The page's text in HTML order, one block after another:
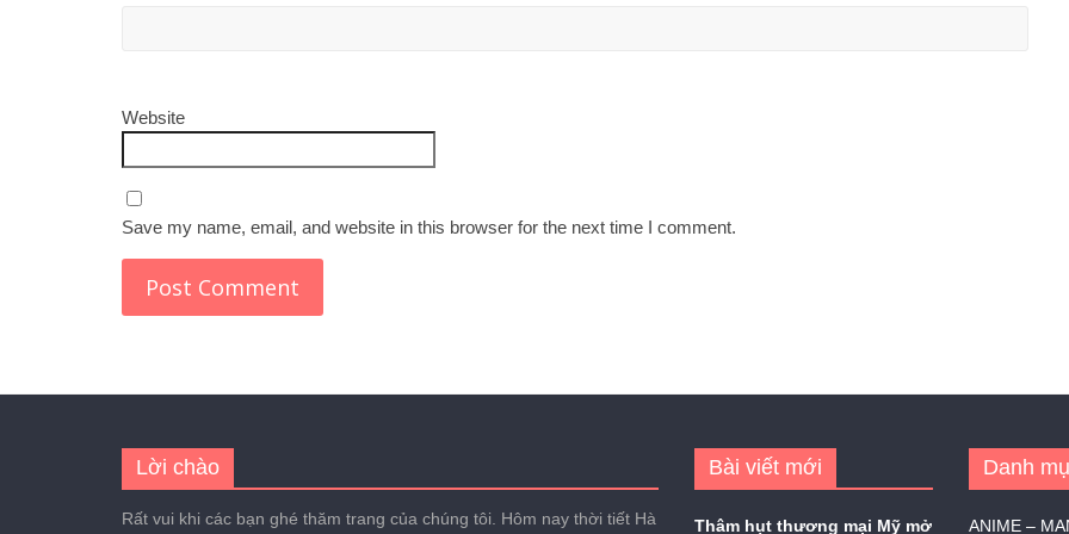
Website
Save my name, email, and website in this browser for the next time I comment.
Lời chào
Rất vui khi các bạn ghé thăm trang của chúng tôi. Hôm nay thời tiết Hà
Bài viết mới
Thâm hụt thương mại Mỹ mở
Danh
ANIME –